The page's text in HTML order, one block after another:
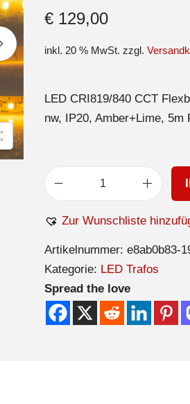
€129,00
inkl. 20 % MwSt. zzgl.
LED CRI819/840 CCT
nw, IP20, Amber+Lime, 5m
Zur Wunschliste
Artikelnummer: e8ab0b83-
Kategorie: LED Trafos
Spread the love